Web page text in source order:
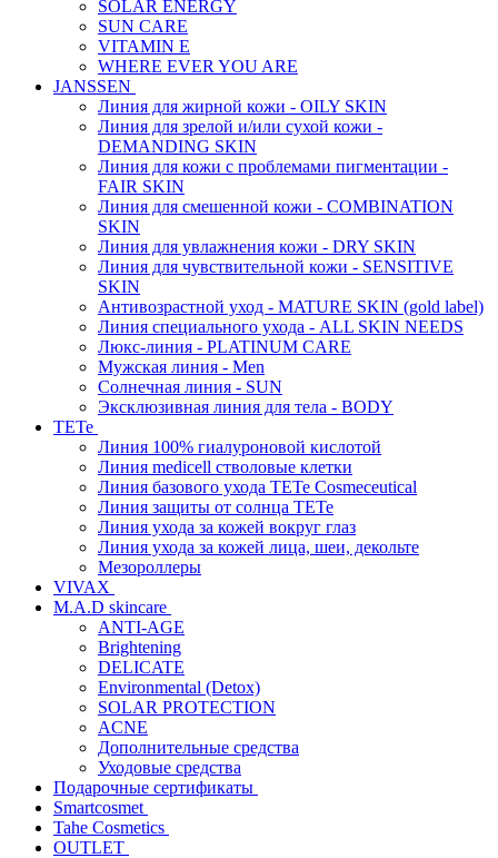
SOLAR ENERGY
SUN CARE
VITAMIN E
WHERE EVER YOU ARE
JANSSEN
Линия для жирной кожи - OILY SKIN
Линия для зрелой и/или сухой кожи -
DEMANDING SKIN
Линия для кожи с проблемами пигментации -
FAIR SKIN
Линия для смешенной кожи - COMBINATION
SKIN
Линия для увлажнения кожи - DRY SKIN
Линия для чувствительной кожи - SENSITIVE
SKIN
Антивозрастной уход - MATURE SKIN (gold label)
Линия специального ухода - ALL SKIN NEEDS
Люкс-линия - PLATINUM CARE
Мужская линия - Men
Солнечная линия - SUN
Эксклюзивная линия для тела - BODY
TETe
Линия 100% гиалуроновой кислотой
Линия medicell стволовые клетки
Линия базового ухода TETe Cosmeceutical
Линия защиты от солнца TETe
Линия ухода за кожей вокруг глаз
Линия ухода за кожей лица, шеи, декольте
Мезороллеры
VIVAX
M.A.D skincare
ANTI-AGE
Brightening
DELICATE
Environmental (Detox)
SOLAR PROTECTION
АCNE
Дополнительные средства
Уходовые средства
Подарочные сертификаты
Smartcosmet
Tahe Cosmetics
OUTLET